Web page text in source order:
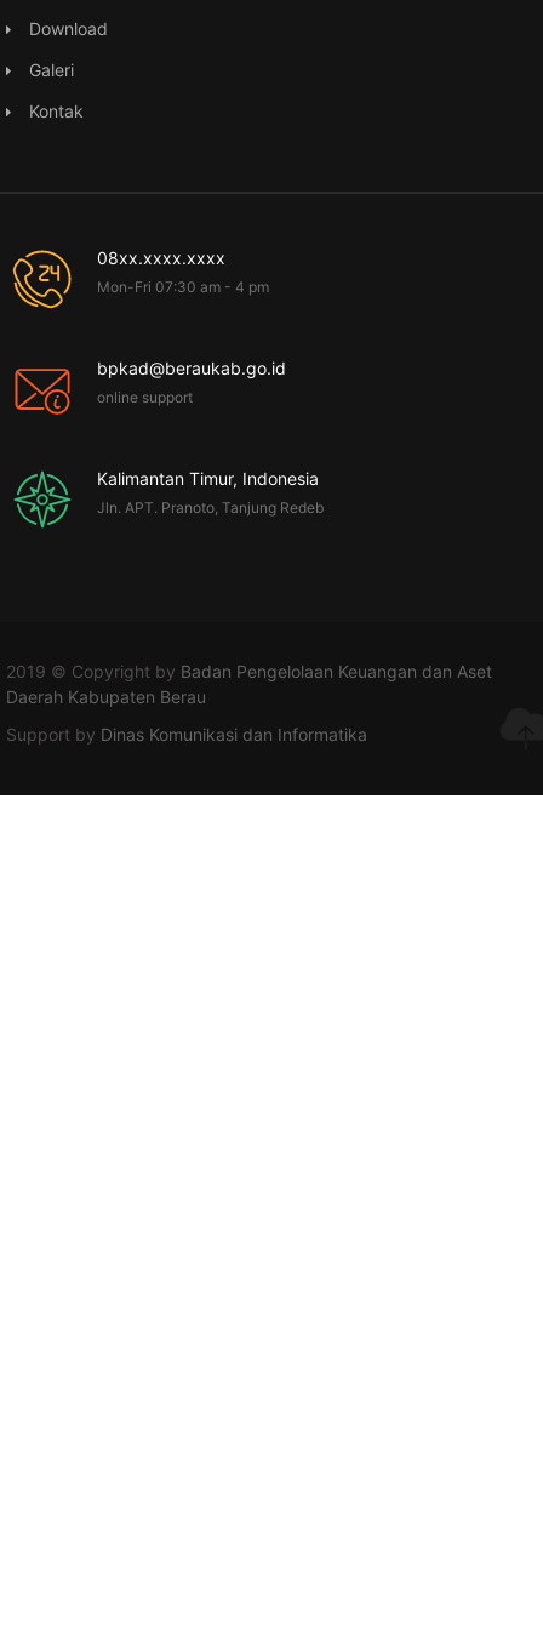
Download
Galeri
Kontak
08xx.xxxx.xxxx
Mon-Fri 07:30 am - 4 pm
bpkad@beraukab.go.id
online support
Kalimantan Timur, Indonesia
Jln. APT. Pranoto, Tanjung Redeb
2019 © Copyright by Badan Pengelolaan Keuangan dan Aset
Daerah Kabupaten Berau
Support by Dinas Komunikasi dan Informatika